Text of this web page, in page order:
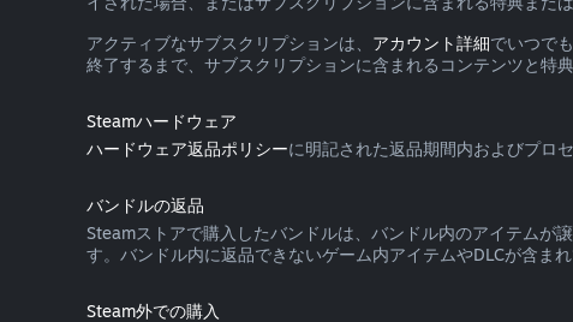
アクティブなサブスクリプションは、 アカウント詳細でいつで
終了するまで、サブスクリプションに含まれるコンテンツと特
Steamハードウェア
ハードウェア返品ポリシーに明記された返品期間内およびプロ
バンドルの返品
Steamストアで購入したバンドルは、バンドル内のアイテムが
す。バンドル内に返品できないゲーム内アイテムやDLCが含ま
Steam外での購入